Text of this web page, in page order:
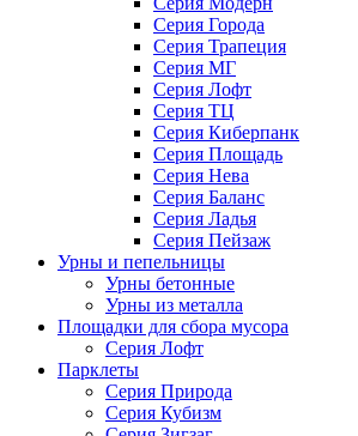
Серия Города
Серия Трапеция
Серия МГ
Серия Лофт
Серия ТЦ
Серия Киберпанк
Серия Площадь
Серия Нева
Серия Баланс
Серия Ладья
Серия Пейзаж
Урны и пепельницы
Урны бетонные
Урны из металла
Площадки для сбора мусора
Серия Лофт
Парклеты
Серия Природа
Серия Кубизм